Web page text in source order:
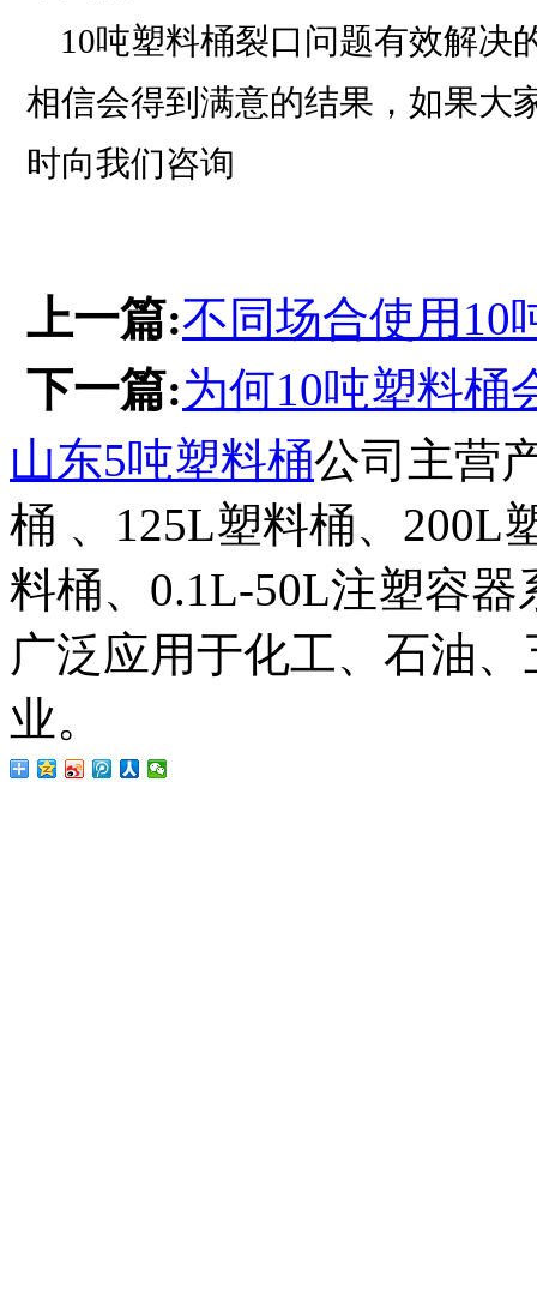
10吨塑料桶裂口问题有效解决
相信会得到满意的结果，如果大
时向我们咨询
上一篇:不同场合使用10
下一篇:为何10吨塑料桶
山东5吨塑料桶公司主营
桶 、125L塑料桶、200L
料桶、0.1L-50L注塑容
广泛应用于化工、石油
业。